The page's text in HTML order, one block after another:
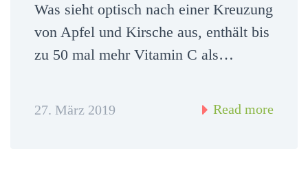
Was sieht optisch nach einer Kreuzung
von Apfel und Kirsche aus, enthält bis
zu 50 mal mehr Vitamin C als…
27. März 2019 Read more